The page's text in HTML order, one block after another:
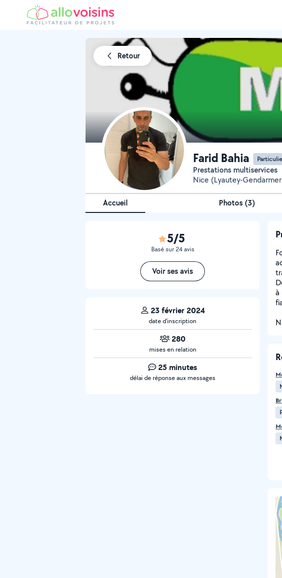
Retour
Farid Bahia
Prestations multiservices
Nice (Lyautey-
Accueil Photos (3)
5/5
Basé sur 24 avis
Voir ses avis
23 février 2024
date d’inscription
280
mises en relation
25 minutes
délai de réponse aux messages
à